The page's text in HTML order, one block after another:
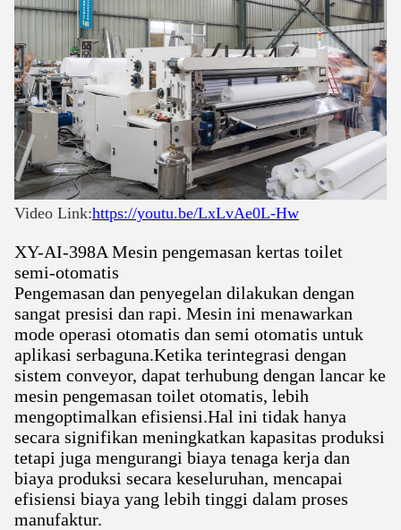
Video Link:https://youtu.be/LxLvAe0L-Hw
XY-AI-398A Mesin pengemasan kertas toilet
semi-otomatis
Pengemasan dan penyegelan dilakukan dengan
sangat presisi dan rapi. Mesin ini menawarkan
mode operasi otomatis dan semi otomatis untuk
aplikasi serbaguna.Ketika terintegrasi dengan
sistem conveyor, dapat terhubung dengan lancar ke
mesin pengemasan toilet otomatis, lebih
mengoptimalkan efisiensi.Hal ini tidak hanya
secara signifikan meningkatkan kapasitas produksi
tetapi juga mengurangi biaya tenaga kerja dan
biaya produksi secara keseluruhan, mencapai
efisiensi biaya yang lebih tinggi dalam proses
manufaktur.